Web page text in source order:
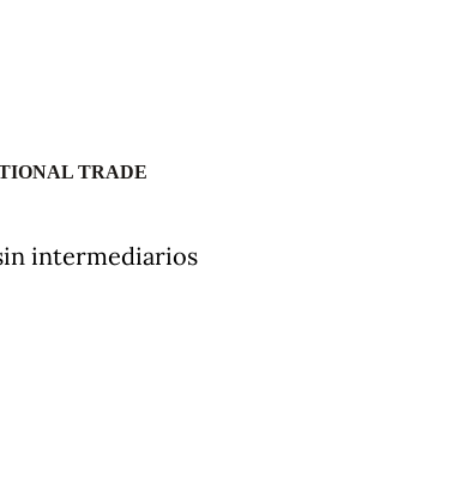
TRADE
intermediarios